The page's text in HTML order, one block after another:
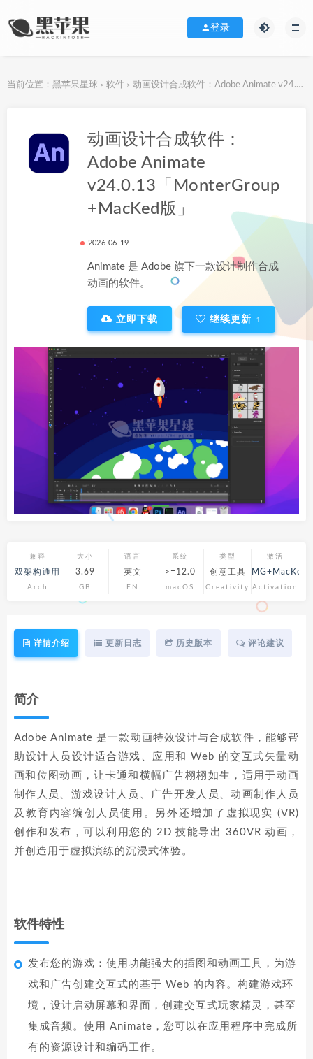
登录
当前位置： 黑苹果星球 > 软件 > 动画设计合成软件：Adobe Animate v24.0.13「MonterGroup+MacKed版」
动画设计合成软件：
Adobe Animate
v24.0.13「MonterGroup
+MacKed版」
2026-06-19
Animate 是 Adobe 旗下一款设计制作合成
动画的软件。
立即下载 继续更新 1
兼容
双架构通用
Arch
大小
3.69
GB
语言
英文
EN
系统
>=12.0
macOS
类型
创意工具
Creativity
激活
MG+MacKed
Activation
详情介绍 更新日志 历史版本 评论建议
简介
Adobe Animate 是一款动画特效设计与合成软件，能够帮
助设计人员设计适合游戏、应用和 Web 的交互式矢量动
画和位图动画，让卡通和横幅广告栩栩如生，适用于动画
制作人员、游戏设计人员、广告开发人员、动画制作人员
及教育内容编创人员使用。另外还增加了虚拟现实 (VR)
创作和发布，可以利用您的 2D 技能导出 360VR 动画，
并创造用于虚拟演练的沉浸式体验。
软件特性
发布您的游戏：使用功能强大的插图和动画工具，为游
戏和广告创建交互式的基于 Web 的内容。构建游戏环
境，设计启动屏幕和界面，创建交互式玩家精灵，甚至
集成音频。使用 Animate，您可以在应用程序中完成所
有的资源设计和编码工作。